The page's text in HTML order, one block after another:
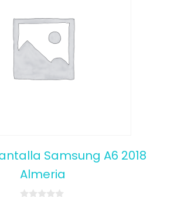
Samsung A6 2018
Almeria